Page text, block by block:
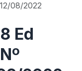
12/08/2022
Ed